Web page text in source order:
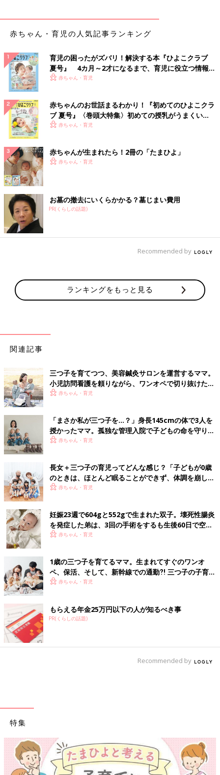
赤ちゃん・育児の人気記事ランキング
育児の困ったがズバリ！解決する本『ひよこクラブ
夏号』 4カ月～2才になるまで、育児に役立つ情報が
いっぱい！
赤ちゃん・育児
赤ちゃんのお世話まるわかり！『初めてのひよこクラ
ブ 夏号』〈巻頭大特集〉初めての授乳がうまくい
く！ おっぱい・ミルクの基本と夏のトラブル 解決テ
赤ちゃん・育児
赤ちゃんが生まれたら！2冊の「たまひよ」
赤ちゃん・育児
お墓の撤去にいくらかかる？墓じまい費用
PR(くらしの話題)
Recommended by
ランキングをもっと見る
関連記事
三つ子を育てつつ、美容鍼灸サロンを運営するママ。
小児訪問看護を頼りながら、ワンオペで切り抜けた赤
ちゃん育児！【多胎インタビュー・後編】
赤ちゃん・育児
「まさか私が三つ子を…？」身長145cmの体で3人を
授かったママ。孤独な管理入院で子どもの命を守り抜
いた！【多胎インタビュー・前編】
赤ちゃん・育児
長女＋三つ子の育児ってどんな感じ？「子どもが0歳
のときは、ほとんど眠ることができず、体調を崩した
ことも…」【多胎の育児体験談】
赤ちゃん・育児
妊娠23週で604gと552gで生まれた双子。壊死性腸炎
を発症した弟は、3回の手術をするも生後60日で空へ
【多胎・低出生体重児】
赤ちゃん・育児
1歳の三つ子を育てるママ。生まれてすぐのワンオ
ペ、保活、そして、新幹線での通勤⁈ 三つ子の子育て
のリアル【多胎育児体験談】
赤ちゃん・育児
もらえる年金25万円以下の人が知るべき事
PR(くらしの話題)
Recommended by
特集